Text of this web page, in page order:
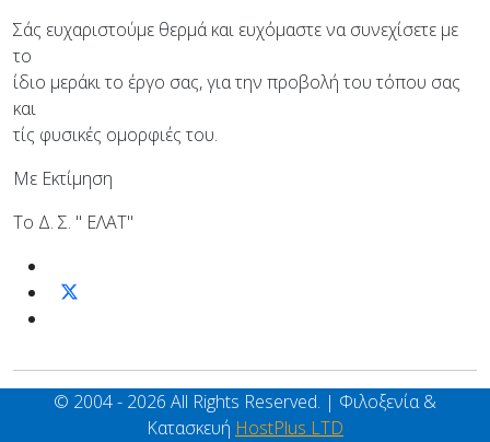
Σάς ευχαριστούμε θερμά και ευχόμαστε να συνεχίσετε με
το
ίδιο μεράκι το έργο σας, για την προβολή του τόπου σας
και
τίς φυσικές ομορφιές του.
Με Εκτίμηση
Το Δ. Σ. " ΕΛΑΤ"
© 2004 - 2026 All Rights Reserved. | Φιλοξενία &
Κατασκευή HostPlus LTD